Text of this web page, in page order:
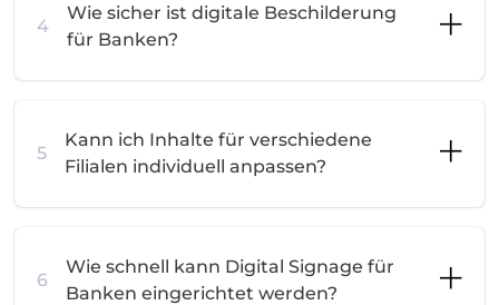
4
Wie sicher ist digitale Beschilderung
für Banken?
5
Kann ich Inhalte für verschiedene
Filialen individuell anpassen?
6
Wie schnell kann Digital Signage für
Banken eingerichtet werden?